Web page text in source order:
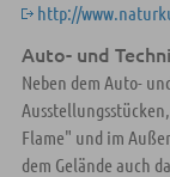
http://
Auto- und
Neben dem Auto-
Flame" und im
dem Gelände auch